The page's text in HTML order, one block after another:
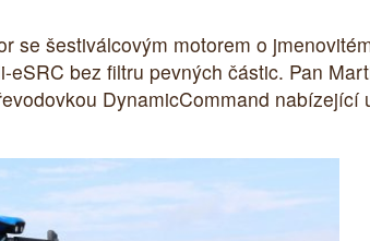
se šestiválcovým motorem o
bez filtru pevných částic. Pan
DynamicCommand